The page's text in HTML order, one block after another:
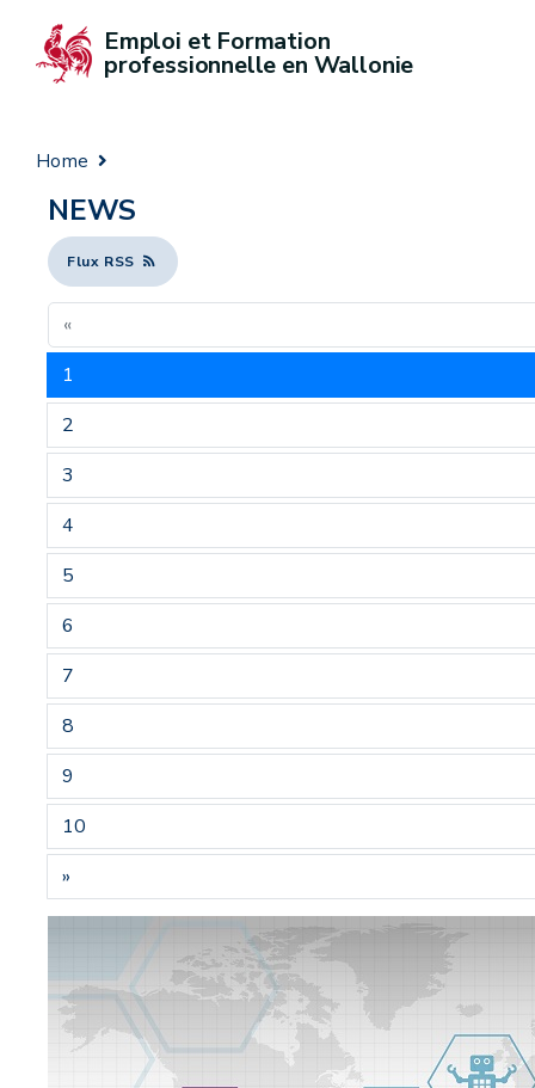
Emploi et Formation
professionnelle en Wallonie
Home
NEWS
Flux RSS
«
1
2
3
4
5
6
7
8
9
10
»